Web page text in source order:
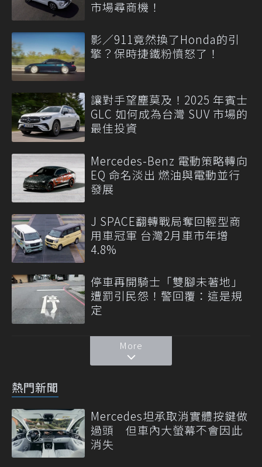
市場尋商機！
影／911竟然換了Honda的引
擎？保時捷鐵粉憤怒了！
讓對手望塵莫及！2025 年賓士
GLC 如何成為台灣 SUV 市場的
最佳投資
Mercedes-Benz 電動策略轉向
EQ 命名淡出 燃油與電動並行
發展
J SPACE翻轉戰局奪回輕型商
用車冠軍 台灣2月車市年增
4.8%
停車再開騎士「雙腳未著地」
遭罰引民怨！警回覆：這是規
定
More
熱門新聞
Mercedes坦承取消實體按鍵做
過頭 但車內大螢幕不會因此
消失